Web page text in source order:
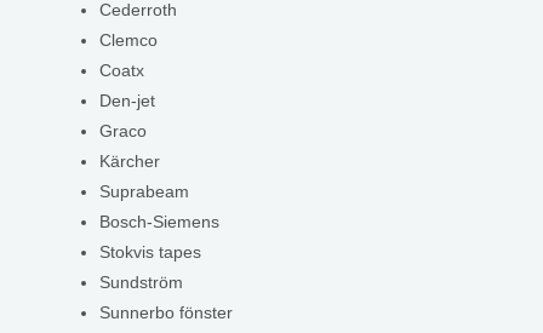
Cederroth
Clemco
Coatx
Den-jet
Graco
Kärcher
Suprabeam
Bosch-Siemens
Stokvis tapes
Sundström
Sunnerbo fönster